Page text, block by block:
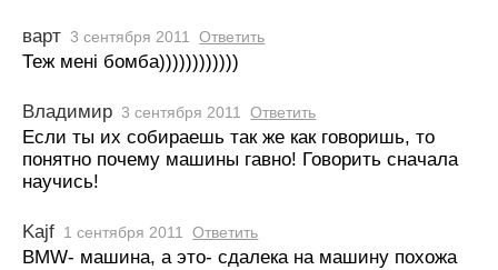
варт 3 сентября 2011 Ответить
Теж менi бомба))))))))))))
Владимир 3 сентября 2011 Ответить
Если ты их собираешь так же как говоришь, то
понятно почему машины гавно! Говорить сначала
научись!
Kajf 1 сентября 2011 Ответить
BMW- машина, а это- сдалека на машину похожа